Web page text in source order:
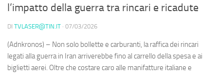
l’impatto della guerra tra rincari e ricadute
DI TVLASER@TIN.IT · 07/03/2026
(Adnkronos) – Non solo bollette e carburanti, la raffica dei rincari
legati alla guerra in Iran arriverebbe fino al carrello della spesa e ai
biglietti aerei. Oltre che costare caro alle manifatture italiane e